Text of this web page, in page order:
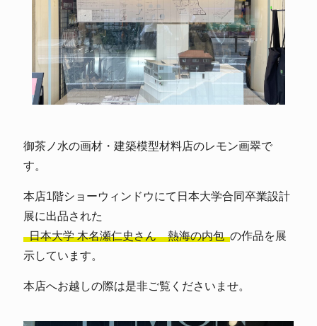
御茶ノ水の画材・建築模型材料店のレモン画翠で
す。
本店1階ショーウィンドウにて日本大学合同卒業設計
展に出品された
日本大学 木名瀬仁史さん 熱海の内包の作品を展
示しています。
本店へお越しの際は是非ご覧くださいませ。